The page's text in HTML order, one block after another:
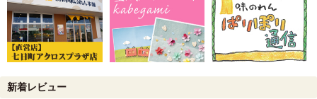
新着レビュー